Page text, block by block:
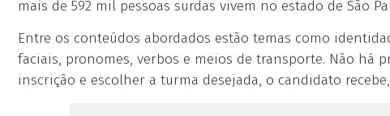
mais de 592 mil pessoas surdas vivem no estado de São
Entre os conteúdos abordados estão temas como
faciais, pronomes, verbos e meios de transporte. Não há
inscrição e escolher a turma desejada, o candidato